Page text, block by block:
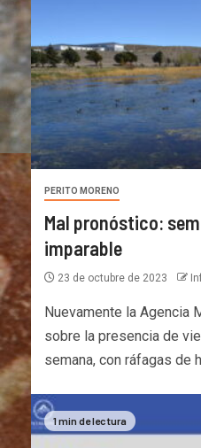
PERITO MORENO
Mal pronóstico:
imparable
23 de octubre de 2023
Nuevamente la Agencia
sobre la presencia de
semana, con ráfagas de
1 min de lectura